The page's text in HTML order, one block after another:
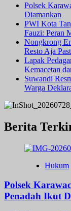
Polsek
Diamankan
PWI Kota
Fauzi: Peran
Nongkrong
Resto Aja
Lapak
Kemacetan
Suwandi
Warga
Berita
Hukum
Polsek
Penadah Ikut